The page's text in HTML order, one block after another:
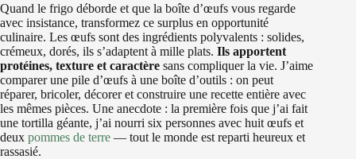
Quand le frigo déborde et que la boîte d’œufs vous regarde
avec insistance, transformez ce surplus en opportunité
culinaire. Les œufs sont des ingrédients polyvalents : solides,
crémeux, dorés, ils s’adaptent à mille plats. Ils apportent
protéines, texture et caractère sans compliquer la vie. J’aime
comparer une pile d’œufs à une boîte d’outils : on peut
réparer, bricoler, décorer et construire une recette entière avec
les mêmes pièces. Une anecdote : la première fois que j’ai fait
une tortilla géante, j’ai nourri six personnes avec huit œufs et
deux pommes de terre — tout le monde est reparti heureux et
rassasié.